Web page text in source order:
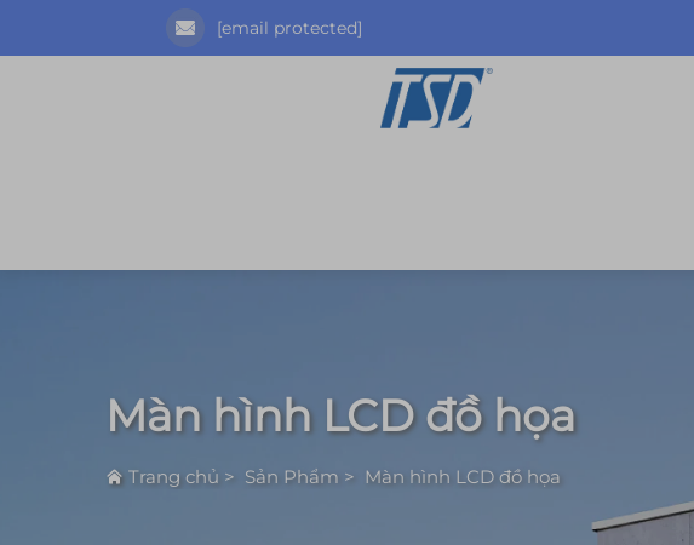
[email protected]
Màn hình LCD đồ họa
Trang chủ > Sản Phẩm > Màn hình LCD đồ họa